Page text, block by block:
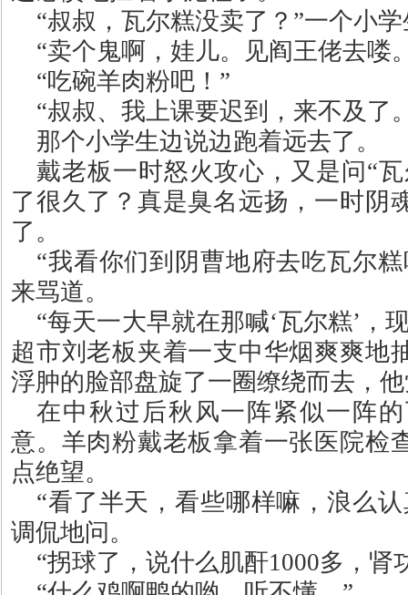
“叔叔，瓦尔糕没卖了？ ”一个小
“卖个鬼啊，娃儿。见阎王佬去喽
“吃碗羊肉粉吧！ ”
“叔叔、我上课要迟到，来不及了
那个小学生边说边跑着远去了。
戴老板一时怒火攻心，又是问 “
了很久了？真是臭名远扬，一时阴
了。
“我看你们到阴曹地府去吃瓦尔
来骂道。
“每天一大早就在那喊‘瓦尔糕’ ，
超市刘老板夹着一支中华烟爽爽地
浮肿的脸部盘旋了一圈缭绕而去，
在中秋过后秋风一阵紧似一阵
意。羊肉粉戴老板拿着一张医院检
点绝望。
“看了半天，看些哪样嘛，浪么
调侃地问。
“拐球了，说什么肌酐1000多，肾